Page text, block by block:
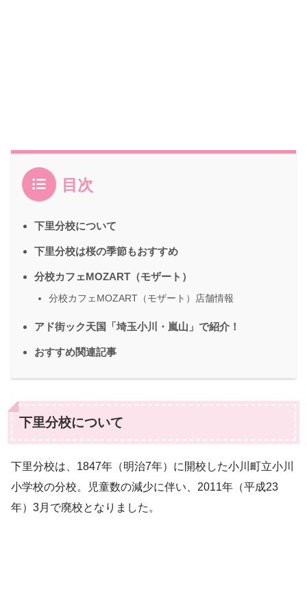
目次
下里分校について
下里分校は桜の季節もおすすめ
分校カフェMOZART（モザート）
分校カフェMOZART（モザート）店舗情報
アド街ック天国「埼玉小川・嵐山」で紹介！
おすすめ関連記事
下里分校について
下里分校は、1847年（明治7年）に開校した小川町立小川
小学校の分校。児童数の減少に伴い、2011年（平成23
年）3月で廃校となりました。